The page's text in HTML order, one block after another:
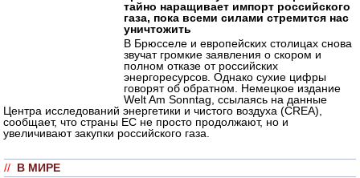
тайно наращивает импорт российского
газа, пока всеми силами стремится нас
уничтожить
В Брюсселе и европейских столицах снова
звучат громкие заявления о скором и
полном отказе от российских
энергоресурсов. Однако сухие цифры
говорят об обратном. Немецкое издание
Welt Am Sonntag, ссылаясь на данные
Центра исследований энергетики и чистого воздуха (CREA),
сообщает, что страны ЕС не просто продолжают, но и
увеличивают закупки российского газа.
// В МИРЕ